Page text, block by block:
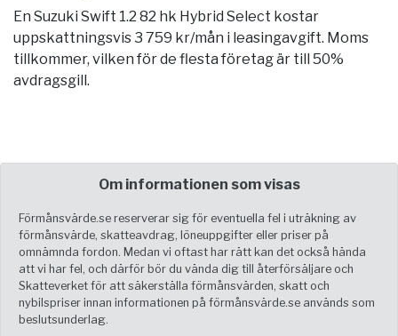
En Suzuki Swift 1.2 82 hk Hybrid Select kostar
uppskattningsvis 3 759 kr/mån i leasingavgift. Moms
tillkommer, vilken för de flesta företag är till 50%
avdragsgill.
Om informationen som visas
Förmånsvärde.se reserverar sig för eventuella fel i uträkning av
förmånsvärde, skatteavdrag, löneuppgifter eller priser på
omnämnda fordon. Medan vi oftast har rätt kan det också hända
att vi har fel, och därför bör du vända dig till återförsäljare och
Skatteverket för att säkerställa förmånsvärden, skatt och
nybilspriser innan informationen på förmånsvärde.se används som
beslutsunderlag.